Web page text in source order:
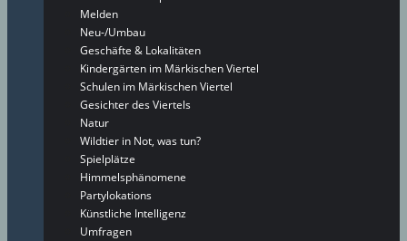
Melden
Neu-/Umbau
Geschäfte & Lokalitäten
Kindergärten im Märkischen Viertel
Schulen im Märkischen Viertel
Gesichter des Viertels
Natur
Wildtier in Not, was tun?
Spielplätze
Himmelsphänomene
Partylokations
Künstliche Intelligenz
Umfragen